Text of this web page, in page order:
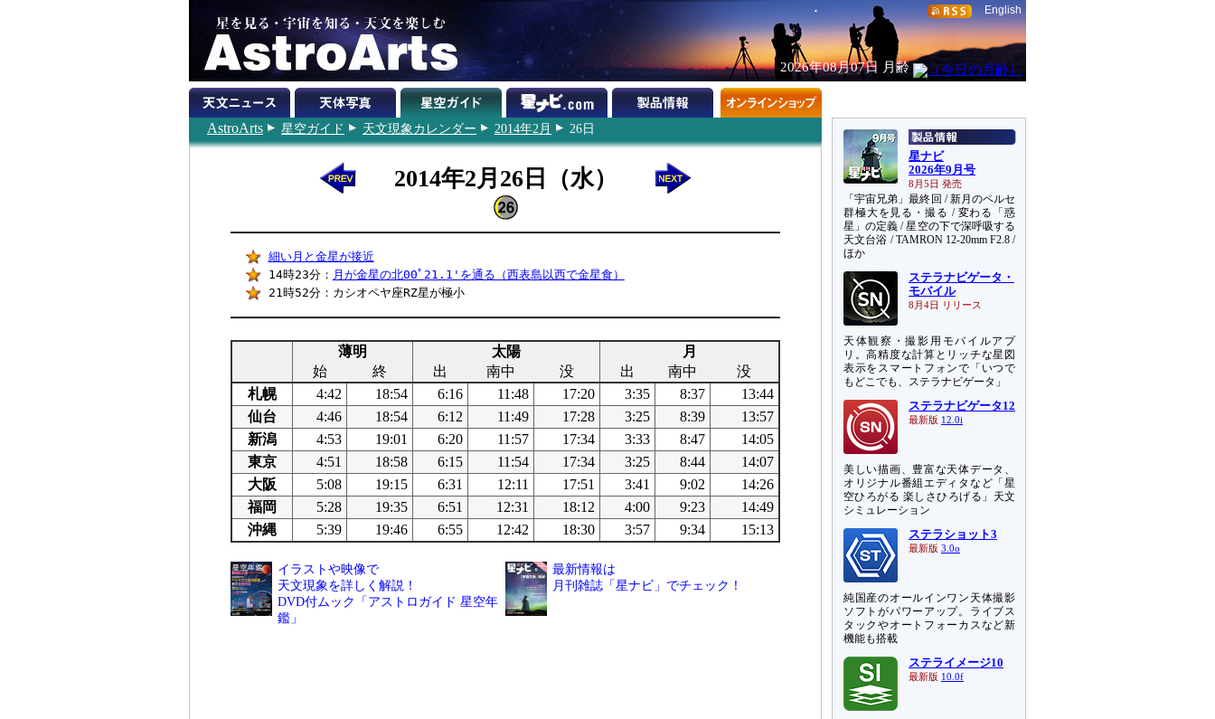
English
2026年08月07日 月齢
AstroArts 星空ガイド 天文現象カレンダー 2014年2月 26日
2014年2月26日（水）
細い月と金星が接近
14時23分： 月が金星の北00ﾟ21.1'を通る（西表島以西で金星食）
21時52分：カシオペヤ座RZ星が極小
薄明 太陽
月
始
終 出 南中 没 出 南中
没
札幌
4:42 18:54 6:16 11:48 17:20 3:35 8:37
13:44
仙台
4:46 18:54 6:12 11:49 17:28 3:25 8:39
13:57
新潟
4:53 19:01 6:20 11:57 17:34 3:33 8:47
14:05
東京
4:51 18:58 6:15 11:54 17:34 3:25 8:44
14:07
大阪
5:08 19:15 6:31 12:11 17:51 3:41 9:02
14:26
福岡
5:28 19:35 6:51 12:31 18:12 4:00 9:23
14:49
沖縄
5:39 19:46 6:55 12:42 18:30 3:57 9:34 15:13
イラストや映像で
天文現象を詳しく解説！
DVD付ムック「アストロガイド 星空年
鑑」
最新情報は
月刊雑誌「星ナビ」でチェック！
星ナビ
2026年9月号
8月5日 発売
「宇宙兄弟」最終回 / 新月のペルセ
群極大を見る・撮る / 変わる「惑
星」の定義 / 星空の下で深呼吸する
天文台浴 / TAMRON 12-20mm F2.8 /
ほか
ステラナビゲータ・
モバイル
8月4日 リリース
天体観察・撮影用モバイルアプ
リ。高精度な計算とリッチな星図
表示をスマートフォンで「いつで
もどこでも、ステラナビゲータ」
ステラナビゲータ12
最新版 12.0i
美しい描画、豊富な天体データ、
オリジナル番組エディタなど「星
空ひろがる 楽しさひろげる」天文
シミュレーション
ステラショット3
最新版 3.0o
純国産のオールインワン天体撮影
ソフトがパワーアップ。ライブス
タックやオートフォーカスなど新
機能も搭載
ステライメージ10
最新版 10.0f